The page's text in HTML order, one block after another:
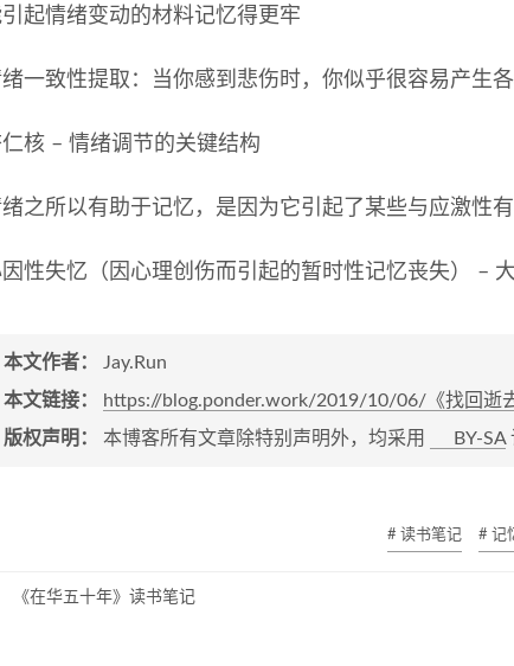
起情绪变动的材料记忆得更牢
一致性提取：当你感到悲伤时，你似乎很容易产生
核 – 情绪调节的关键结构
之所以有助于记忆，是因为它引起了某些与应激性
性失忆（因心理创伤而引起的暂时性记忆丧失） –
本文作者：
Jay.Run
本文链接：
https://blog.ponder.work/2019/10/06/《找回逝
版权声明： 本博客所有文章除特别声明外，均采用 BY-SA
# 读书笔记 # 记
《在华五十年》读书笔记